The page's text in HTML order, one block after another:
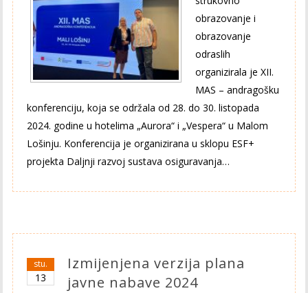
obrazovanje i
obrazovanje
odraslih
organizirala je XII.
MAS – andragošku
konferenciju, koja se održala od 28. do 30. listopada
2024. godine u hotelima „Aurora“ i „Vespera“ u Malom
Lošinju. Konferencija je organizirana u sklopu ESF+
projekta Daljnji razvoj sustava osiguravanja…
stu.
13
Izmijenjena verzija plana
javne nabave 2024